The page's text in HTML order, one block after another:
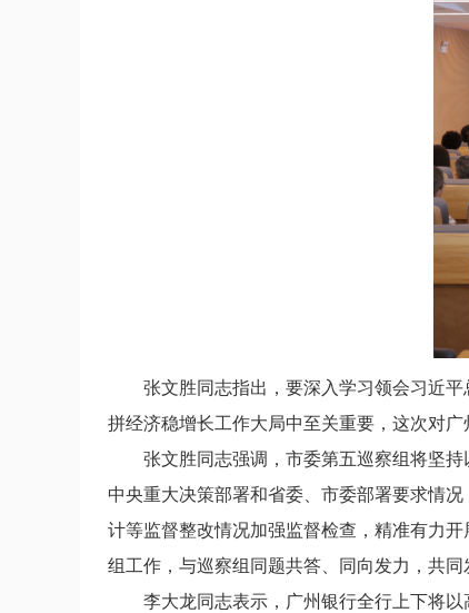
张文胜同志指出 ， 要深入学习领会习近
拼经济稳增长工作大局中至关重要，这次对
张文胜同志强调，市委第五巡察组将坚
中央重大决策部署和省委、市委部署要求情
计等监督整改情况加强监督检查，精准有力开
组工作，与巡察组同题共答、同向发力，共同
李大龙同志表示， 广州银行全行上下将以